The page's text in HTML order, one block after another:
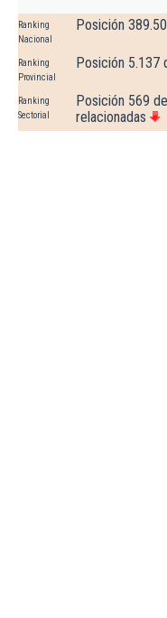
Ranking
Nacional
Posición
Ranking
Provincial
Posición 5.137
Ranking
Sectorial
Posición 569
relacionadas